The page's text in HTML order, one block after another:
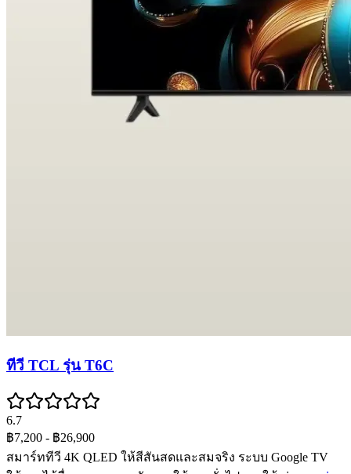
ทีวี TCL รุ่น T6C
6.7
฿7,200 - ฿26,900
สมาร์ททีวี 4K QLED ให้สีสันสดและสมจริง ระบบ Google TV